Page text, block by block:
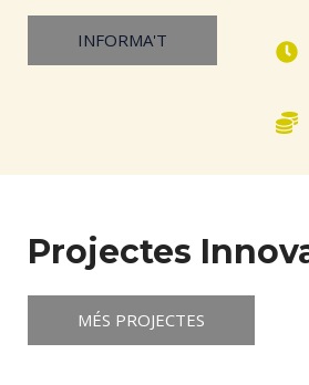
INFORMA'T
Projectes
MÉS PROJECTES